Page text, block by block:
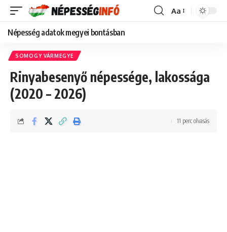
Font
Aa
Népesség adatok megyei bontásban
SOMOGY VÁRMEGYE
Rinyabesenyő népessége, lakossága
(2020 – 2026)
11 perc olvasás